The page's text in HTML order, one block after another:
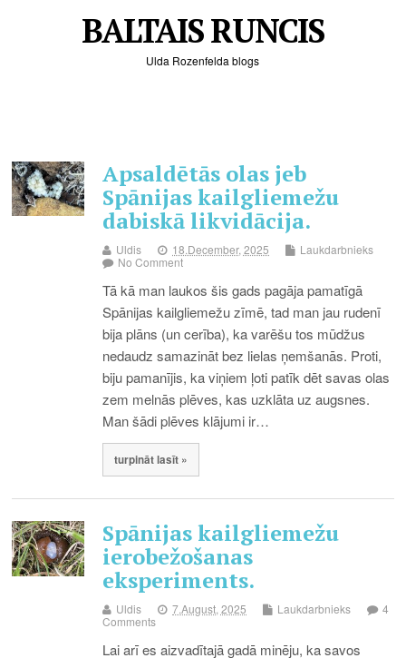
BALTAIS RUNCIS
Ulda Rozenfelda blogs
Apsaldētās olas jeb
Spānijas kailgliemežu
dabiskā likvidācija.
Uldis 18.December, 2025
Laukdarbnieks
No Comment
Tā kā man laukos šis gads pagāja pamatīgā
Spānijas kailgliemežu zīmē, tad man jau rudenī
bija plāns (un cerība), ka varēšu tos mūdžus
nedaudz samazināt bez lielas ņemšanās. Proti,
biju pamanījis, ka viņiem ļoti patīk dēt savas olas
zem melnās plēves, kas uzklāta uz augsnes.
Man šādi plēves klājumi ir…
turpināt lasīt »
Spānijas kailgliemežu
ierobežošanas
eksperiments.
Uldis 7.August, 2025 Laukdarbnieks
4
Comments
Lai arī es aizvadītajā gadā minēju, ka savos